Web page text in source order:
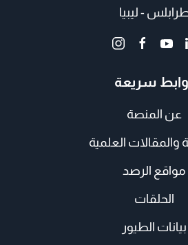
- ليبيا
سريعة
عن المنصة
والمقالات العلمية
مواقع الرصد
الحلقات
بيانات الطيور